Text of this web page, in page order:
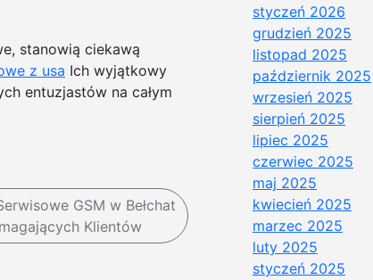
stanowią ciekawą
z usa Ich wyjątkowy
entuzjastów na całym
GSM w Bełchat
Klientów
styczeń 2026
grudzień 2025
listopad 2025
październik 2025
wrzesień 2025
sierpień 2025
lipiec 2025
czerwiec 2025
maj 2025
kwiecień 2025
marzec 2025
luty 2025
styczeń 2025